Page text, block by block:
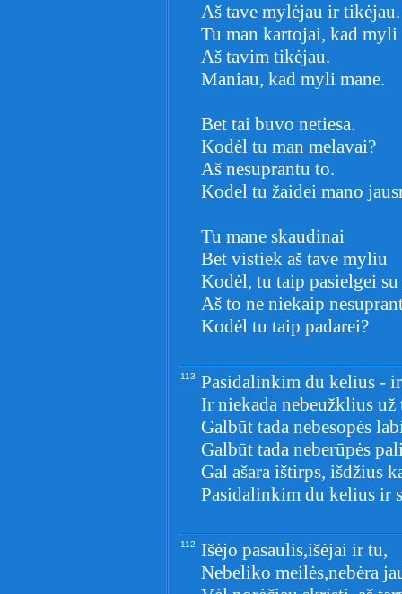
Aš tave mylėjau ir tikėjau.
Tu man kartojai, kad myli
Aš tavim tikėjau.
Maniau, kad myli mane.
Bet tai buvo netiesa.
Kodėl tu man melavai?
Aš nesuprantu to.
Kodel tu žaidei mano
Tu mane skaudinai
Bet vistiek aš tave myliu
Kodėl, tu taip pasielgei
Aš to ne niekaip
Kodėl tu taip padarei?
113. Pasidalinkim du kelius -
Ir niekada nebeužklius
Galbūt tada nebesopės
Galbūt tada neberūpės
Gal ašara ištirps, išdžius
Pasidalinkim du kelius ir
112. Išėjo pasaulis,išėjai ir tu,
Nebeliko meilės,nebėra